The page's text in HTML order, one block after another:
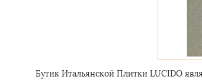
Бутик Итальянской Плитки LUCIDO